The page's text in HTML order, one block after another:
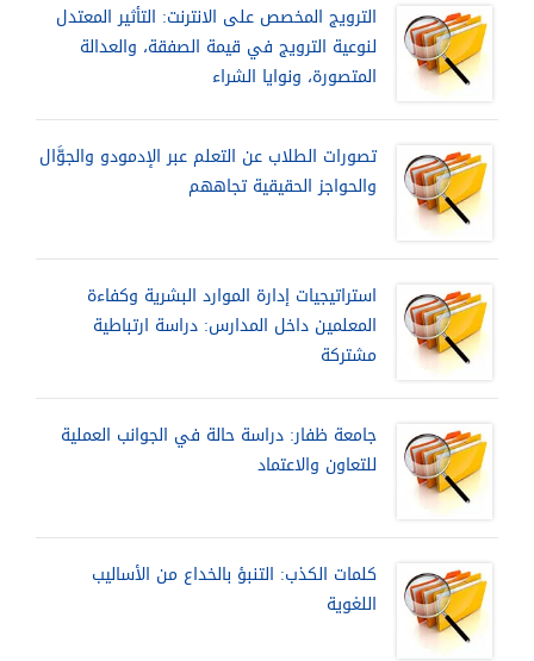
الترويج المخصص على الانترنت: التأثير المعتدل
لنوعية الترويج في قيمة الصفقة، والعدالة
المتصورة، ونوايا الشراء
تصورات الطلاب عن التعلم عبر الإدمودو والجوَّال
والحواجز الحقيقية تجاههم
استراتيجيات إدارة الموارد البشرية وكفاءة
المعلمين داخل المدارس: دراسة ارتباطية
مشتركة
جامعة ظفار: دراسة حالة في الجوانب العملية
للتعاون والاعتماد
كلمات الكذب: التنبؤ بالخداع من الأساليب
اللغوية